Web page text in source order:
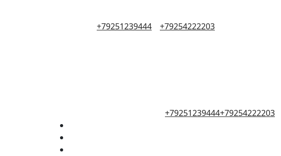
+79251239444 +79254222203
+79251239444+79254222203